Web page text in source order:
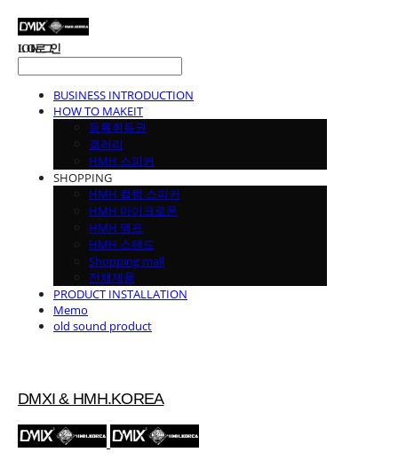
LOG IN로그인
BUSINESS INTRODUCTION
HOW TO MAKEIT
등록취득권
갤러리
HMH 스피커
SHOPPING
HMH 컬럼 스피커
HMH 마이크로폰
HMH 앰프
HMH 스텐드
Shopping mall
전체제품
PRODUCT INSTALLATION
Memo
old sound product
DMXI & HMH.KOREA